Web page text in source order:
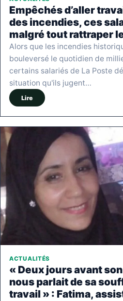
Empêchés d’aller
des incendies, ces
malgré tout rattraper
Alors que les incendies
bouleversé le quotidien de
certains salariés de La Poste
situation qu'ils jugent…
Lire
ACTUALITÉS
« Deux jours avant
nous parlait de sa
travail » : Fatima,